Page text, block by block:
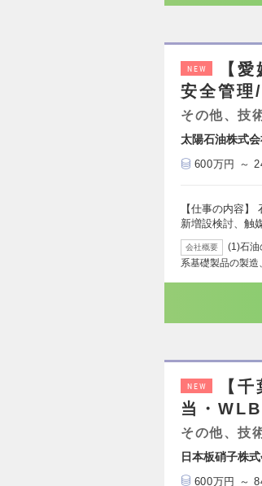
NEW
【
安全管
その他、技
太陽石油株式
600万円 ～
【仕事の内容
新増設検討、触
会社概要
(1)石油
系基礎製品の製
NEW
【
当・
その他、技
日本板硝子株
600万円 ～